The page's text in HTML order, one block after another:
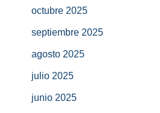
octubre 2025
septiembre 2025
agosto 2025
julio 2025
junio 2025